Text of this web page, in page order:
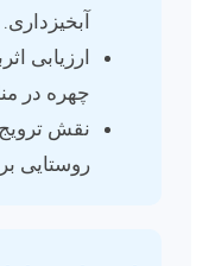
آبخیزداری.
ارزیابی
چهره در
نقش
روستایی